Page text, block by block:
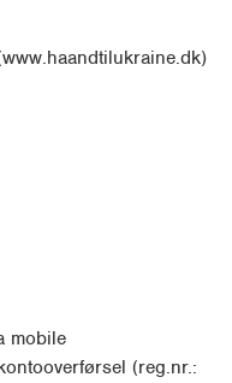
mobile
(reg.nr.: